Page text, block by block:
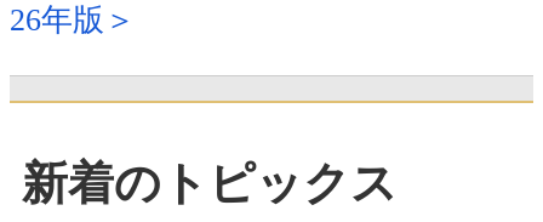
26年版＞
新着のトピックス